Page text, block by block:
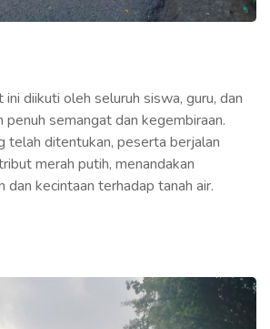
diikuti oleh seluruh siswa, guru, dan
semangat dan kegembiraan.
telah ditentukan, peserta berjalan
merah putih, menandakan
dan kecintaan terhadap tanah air.